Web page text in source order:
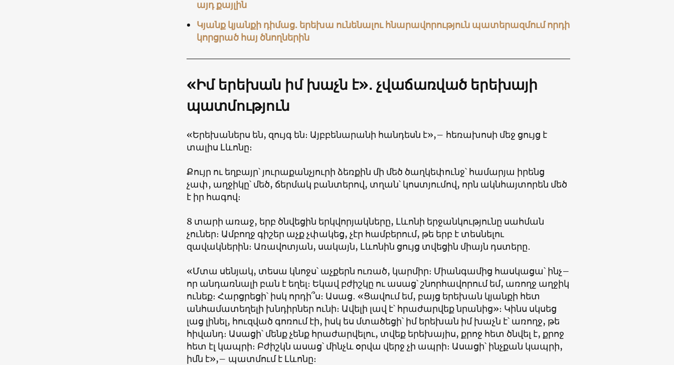
այդ քայլին
Կյանք կյանքի դիմաց. երեխա ունենալու հնարավորություն պատերազմում որդի
կորցրած հայ ծնողներին
«Իմ երեխան իմ խաչն է»․ չվաճառված երեխայի
պատմություն
«Երեխաներս են, զույգ են։ Այբբենարանի հանդեսն է»,– հեռախոսի մեջ ցույց է
տալիս Լևոնը։
Քույր ու եղբայր՝ յուրաքանչյուրի ձեռքին մի մեծ ծաղկեփունջ՝ համարյա իրենց
չափ, աղջիկը՝ մեծ, ճերմակ բանտերով, տղան՝ կոստյումով, որն ակնհայտորեն մեծ
է իր հագով։
8 տարի առաջ, երբ ծնվեցին երկվորյակները, Լևոնի երջանկությունը սահման
չուներ։ Ամբողջ գիշեր աչք չփակեց, չէր համբերում, թե երբ է տեսնելու
զավակներին։ Առավոտյան, սակայն, Լևոնին ցույց տվեցին միայն դստերը․
«Մտա սենյակ, տեսա կնոջս՝ աչքերն ուռած, կարմիր։ Միանգամից հասկացա՝ ինչ–
որ անդառնալի բան է եղել։ Եկավ բժիշկը ու ասաց՝ շնորհավորում եմ, առողջ աղջիկ
ունեք։ Հարցրեցի՝ իսկ որդի՞ս։ Ասաց․ «Ցավում եմ, բայց երեխան կյանքի հետ
անհամատեղելի խնդիրներ ունի։ Ավելի լավ է՝ հրաժարվեք նրանից»։ Կինս սկսեց
լաց լինել, հուզված գոռում էի, իսկ ես մտածեցի՝ իմ երեխան իմ խաչն է՝ առողջ, թե
հիվանդ։ Ասացի՝ մենք չենք հրաժարվելու, տվեք երեխայիս, քրոջ հետ ծնվել է, քրոջ
հետ էլ կապրի։ Բժիշկն ասաց՝ մինչև օրվա վերջ չի ապրի։ Ասացի՝ ինչքան կապրի,
իմն է»,– պատմում է Լևոնը։